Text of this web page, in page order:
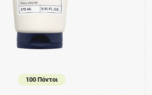
100 Πόντοι